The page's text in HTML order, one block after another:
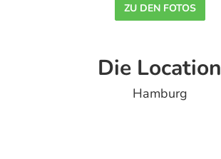
ZU DEN FOTOS
Die Location
Hamburg